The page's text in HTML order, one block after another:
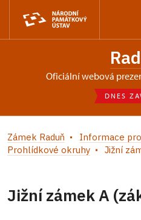
oficiální webová
DNES
Zámek Raduň
Informace
Prohlídkové okruhy
Jižní
Jižní zámek A